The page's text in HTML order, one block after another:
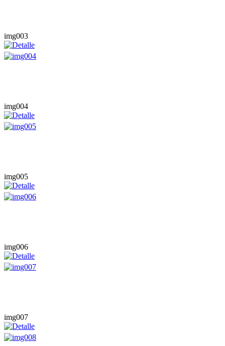
img003
img004
img005
img006
img007